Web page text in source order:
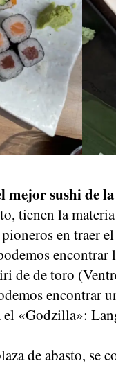
mejor sushi de
tienen la
en traer
encontrar
de de toro
encontrar
el «Godzilla»:
de abasto, se